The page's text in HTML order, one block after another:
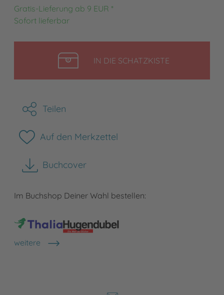
Gratis-Lieferung ab 9 EUR *
Sofort lieferbar
IN DIE SCHATZKISTELEGEN
Teilen
Auf den Merkzettel
Buchcover
herunterladen
Im Buchshop Deiner Wahl bestellen:
weitere
Shops anzeigen